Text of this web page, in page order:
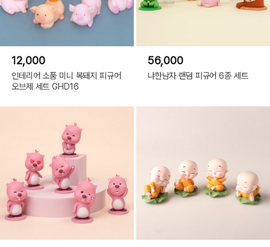
12,000
인테리어 소품 미니 복돼지 피규어
오브제 세트 GHD16
56,000
냐한남자 랜덤 피규어 6종 세트